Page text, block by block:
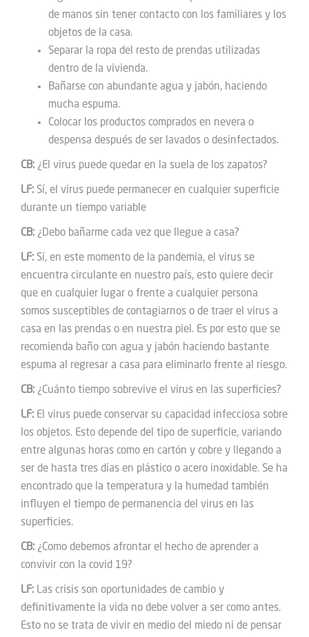
de manos sin tener contacto con los familiares y los
objetos de la casa.
Separar la ropa del resto de prendas utilizadas
dentro de la vivienda.
Bañarse con abundante agua y jabón, haciendo
mucha espuma.
Colocar los productos comprados en nevera o
despensa después de ser lavados o desinfectados.
CB: ¿El virus puede quedar en la suela de los zapatos?
LF: Sí, el virus puede permanecer en cualquier superficie
durante un tiempo variable
CB: ¿Debo bañarme cada vez que llegue a casa?
LF: Sí, en este momento de la pandemia, el virus se
encuentra circulante en nuestro país, esto quiere decir
que en cualquier lugar o frente a cualquier persona
somos susceptibles de contagiarnos o de traer el virus a
casa en las prendas o en nuestra piel. Es por esto que se
recomienda baño con agua y jabón haciendo bastante
espuma al regresar a casa para eliminarlo frente al riesgo.
CB: ¿Cuánto tiempo sobrevive el virus en las superficies?
LF: El virus puede conservar su capacidad infecciosa sobre
los objetos. Esto depende del tipo de superficie, variando
entre algunas horas como en cartón y cobre y llegando a
ser de hasta tres días en plástico o acero inoxidable. Se ha
encontrado que la temperatura y la humedad también
influyen el tiempo de permanencia del virus en las
superficies.
CB: ¿Como debemos afrontar el hecho de aprender a
convivir con la covid 19?
LF: Las crisis son oportunidades de cambio y
definitivamente la vida no debe volver a ser como antes.
Esto no se trata de vivir en medio del miedo ni de pensar